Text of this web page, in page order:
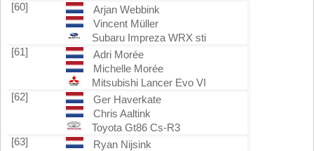
[60]
Arjan Webbink
Vincent Müller
Subaru Impreza WRX sti
[61]
Adri Morée
Michelle Morée
Mitsubishi Lancer Evo VI
[62]
Ger Haverkate
Chris Aaltink
Toyota Gt86 Cs-R3
[63]
Ryan Nijsink